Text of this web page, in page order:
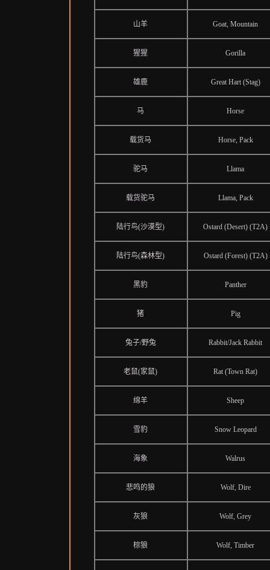
山羊 Goat, Mountain
猩猩 Gorilla
雄鹿 Great Hart (Stag)
马 Horse
载货马 Horse, Pack
驼马 Llama
载货驼马 Llama, Pack
陆行鸟(沙漠型) Ostard (Desert) (T2A)
陆行鸟(森林型) Ostard (Forest) (T2A)
黑豹 Panther
猪 Pig
兔子/野兔 Rabbit/Jack Rabbit
老鼠(家鼠) Rat (Town Rat)
绵羊 Sheep
雪豹 Snow Leopard
海象 Walrus
悲鸣的狼 Wolf, Dire
灰狼 Wolf, Grey
棕狼 Wolf, Timber